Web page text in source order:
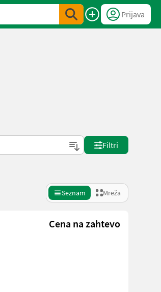
Prijava
Filtri
Seznam Mreža
Cena na zahtevo